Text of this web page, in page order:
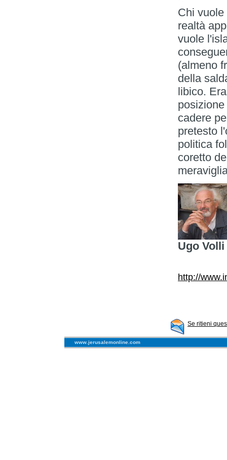
Chi
realtà
vuole
(almeno
della
libico.
cadere
pretesto
politica
coretto
Ugo Volli
http://
Se ritieni
www.jerusalemonline.com